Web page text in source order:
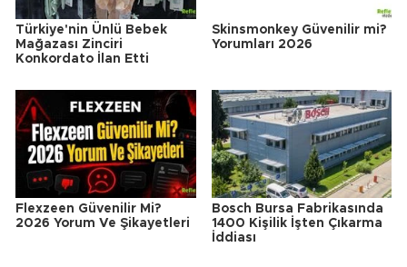
Türkiye'nin Ünlü Bebek
Mağazası Zinciri
Konkordato İlan Etti
Skinsmonkey Güvenilir mi?
Yorumları 2026
Flexzeen Güvenilir Mi?
2026 Yorum Ve Şikayetleri
Bosch Bursa Fabrikasında
1400 Kişilik İşten Çıkarma
İddiası